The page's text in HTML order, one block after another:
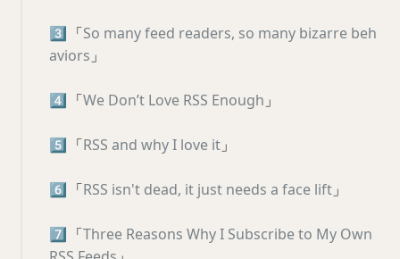
3️⃣ 「So many feed readers, so many bizarre beh
aviors 」
4️⃣ 「We Don’t Love RSS Enough 」
5️⃣ 「RSS and why I love it 」
6️⃣ 「RSS isn't dead, it just needs a face lift 」
7️⃣ 「Three Reasons Why I Subscribe to My Own